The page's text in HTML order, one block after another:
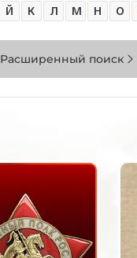
Й К Л М Н О
Расширенный поиск